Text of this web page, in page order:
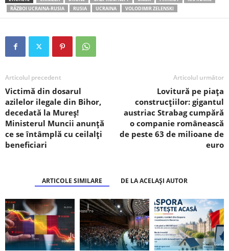
RĂZBOI UCRAINA-RUSIA
RUSIA UCRAINA VOLODIMIR ZELENSKI
Articolul precedent
Victimă din dosarul
azilelor ilegale din Bihor,
decedată la Mureș!
Ministerul Muncii anunță
ce se întâmplă cu ceilalți
beneficiari
Articolul următor
Lovitură pe piața
construcțiilor: gigantul
austriac Strabag cumpără
o companie românească
de peste 63 de milioane de
euro
ARTICOLE SIMILARE DE LA ACELAȘI AUTOR